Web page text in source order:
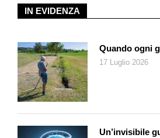
IN EVIDENZA
Quando ogni
17 Luglio 2026
Un’invisibile